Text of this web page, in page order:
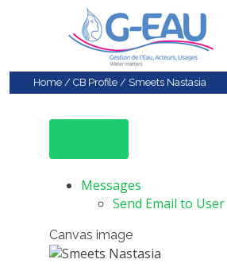
Home / CB Profile / Smeets Nastasia
Messages
Send Email to User
Canvas image